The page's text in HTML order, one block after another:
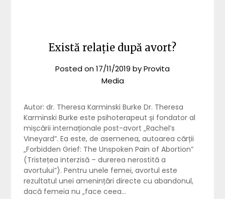
Există relație după avort?
Posted on17/11/2019 byProvita
Media
Autor: dr. Theresa Karminski Burke Dr. Theresa
Karminski Burke este psihoterapeut și fondator al
mișcării internaționale post-avort „Rachel’s
Vineyard”. Ea este, de asemenea, autoarea cărții
„Forbidden Grief: The Unspoken Pain of Abortion”
(Tristețea interzisă – durerea nerostită a
avortului”). Pentru unele femei, avortul este
rezultatul unei amenințări directe cu abandonul,
dacă femeia nu „face ceea…